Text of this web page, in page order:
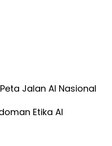
Jalan AI Nasional
Etika AI